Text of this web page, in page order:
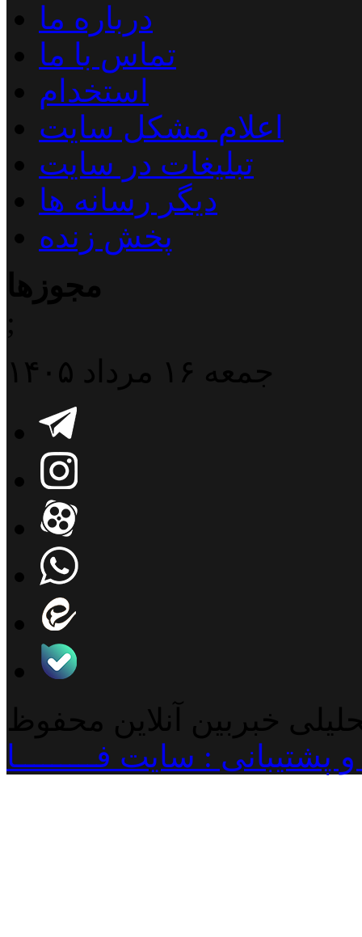
درباره ما
تماس با ما
استخدام
اعلام مشکل سایت
تبلیغات در سایت
دیگر رسانه ها
پخش زنده
مجوزها
;
جمعه ۱۶ مرداد ۱۴۰۵
خبربین آنلاین محفوظ
: سایت فـــــــــا